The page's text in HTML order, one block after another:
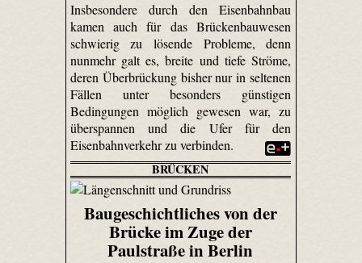
Insbesondere durch den Eisenbahnbau
kamen auch für das Brückenbauwesen
schwierig zu lösende Probleme, denn
nunmehr galt es, breite und tiefe Ströme,
deren Überbrückung bisher nur in seltenen
Fällen unter besonders günstigen
Bedingungen möglich gewesen war, zu
überspannen und die Ufer für den
Eisenbahnverkehr zu verbinden.
BRÜCKEN
Baugeschichtliches von der
Brücke im Zuge der
Paulstraße in Berlin